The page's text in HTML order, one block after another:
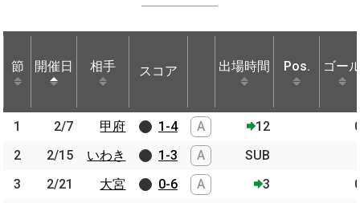
節 開催日 相手 スコア 出場時間 Pos. ゴー
節 開催日 相手 スコア 出場時間 ゴー
1 2/7 甲府 1-4 A 12
2
2/15 いわき 1-3 A
SUB
3
2/21 大宮 0-6 A 3
節 開催日 相手
1 2/7
甲府
2
2/15
いわき
3
2/21 大宮